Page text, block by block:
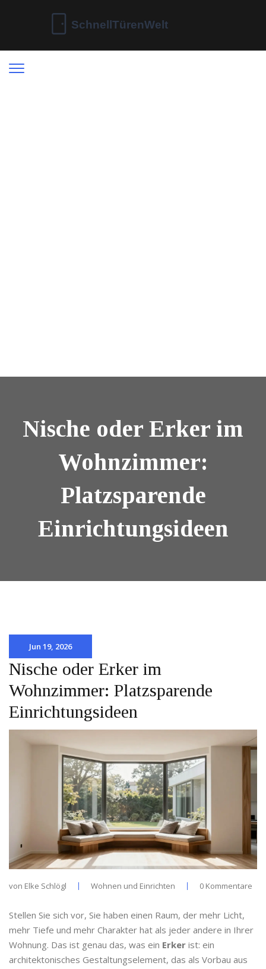
Nische oder Erker im
Wohnzimmer:
Platzsparende
Einrichtungsideen
Jun 19, 2026
Nische oder Erker im
Wohnzimmer: Platzsparende
Einrichtungsideen
von Elke Schlögl Wohnen und Einrichten 0 Kommentare
Stellen Sie sich vor, Sie haben einen Raum, der mehr Licht,
mehr Tiefe und mehr Charakter hat als jeder andere in Ihrer
Wohnung. Das ist genau das, was ein Erker ist: ein
architektonisches Gestaltungselement, das als Vorbau aus